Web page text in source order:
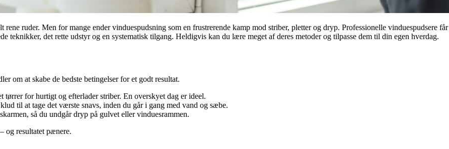
ruder. Men for mange ender vinduespudsning som en frustrerende kamp mod striber, pletter og dryp. Professionelle vinduespudsere får
teknikker, det rette udstyr og en systematisk tilgang. Heldigvis kan du lære meget af deres metoder og tilpasse dem til din egen hverdag.
om at skabe de bedste betingelser for et godt resultat.
tørrer for hurtigt og efterlader striber. En overskyet dag er ideel.
til at tage det værste snavs, inden du går i gang med vand og sæbe.
så du undgår dryp på gulvet eller vinduesrammen.
og resultatet pænere.